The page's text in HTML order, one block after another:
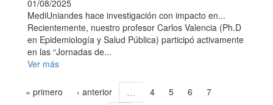
01/08/2025
MediUniandes hace investigación con impacto en...
Recientemente, nuestro profesor Carlos Valencia (Ph.D
en Epidemiología y Salud Pública) participó activamente
en las “Jornadas de...
Ver más
« primero ‹ anterior … 4 5 6 7